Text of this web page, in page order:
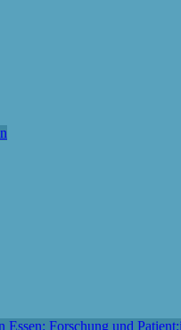
Essen: Forschung und